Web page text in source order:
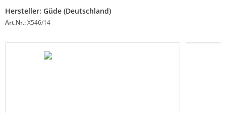
Hersteller: Güde (Deutschland)
Art.Nr.:X546/14